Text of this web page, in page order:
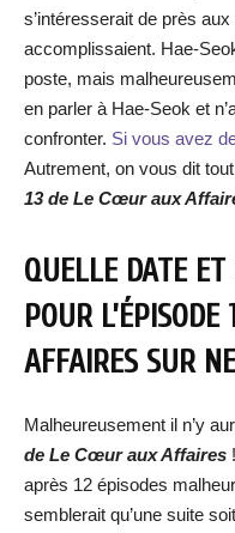
s’intéresserait de près
accomplissaient. Hae-
poste, mais
en parler à Hae-Seok et
confronter. Si vous avez
Autrement, on vous dit tout
13 de Le Cœur aux
QUELLE DATE
POUR
AFFAIRES SUR
Malheureusement il n’y
de Le Cœur aux Affaires
après 12 épisodes
semblerait qu’une suite